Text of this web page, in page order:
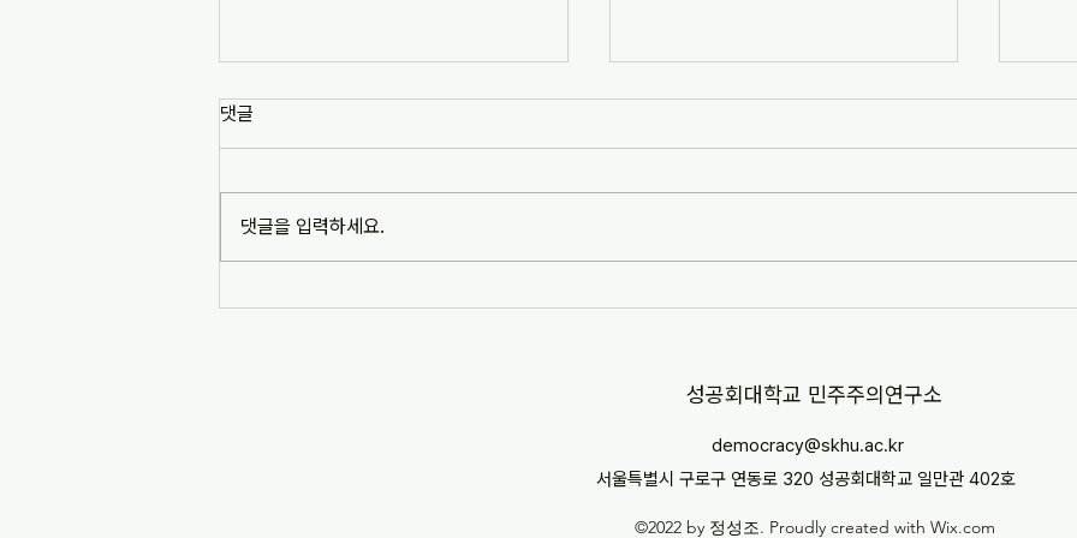
댓글
댓글을 입력하세요.
​성공회대학교 민주주의연구소
democracy@skhu.ac.kr
서울특별시 구로구 연동로 320 성공회대학교 일만관 402호
©2022 by 정성조. Proudly created with Wix.com